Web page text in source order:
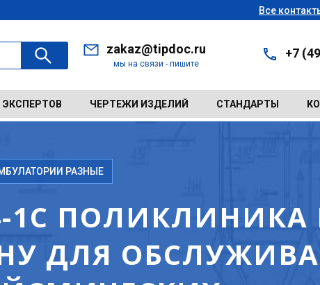
Все
zakaz@tipdoc.ru
мы на связи - пишите
+7
ЭКСПЕРТОВ ЧЕРТЕЖИ ИЗДЕЛИЙ СТАНДАРТЫ
РАЗНЫЕ
1С ПОЛИКЛИНИКА
ДЛЯ